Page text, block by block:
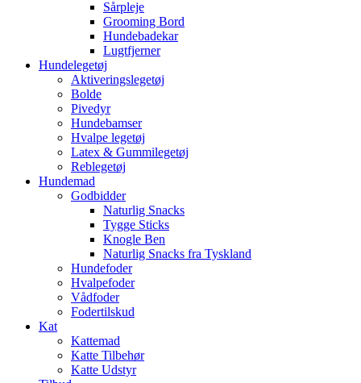
Sårpleje
Grooming Bord
Hundebadekar
Lugtfjerner
Hundelegetøj
Aktiveringslegetøj
Bolde
Pivedyr
Hundebamser
Hvalpe legetøj
Latex & Gummilegetøj
Reblegetøj
Hundemad
Godbidder
Naturlig Snacks
Tygge Sticks
Knogle Ben
Naturlig Snacks fra Tyskland
Hundefoder
Hvalpefoder
Vådfoder
Fodertilskud
Kat
Kattemad
Katte Tilbehør
Katte Udstyr